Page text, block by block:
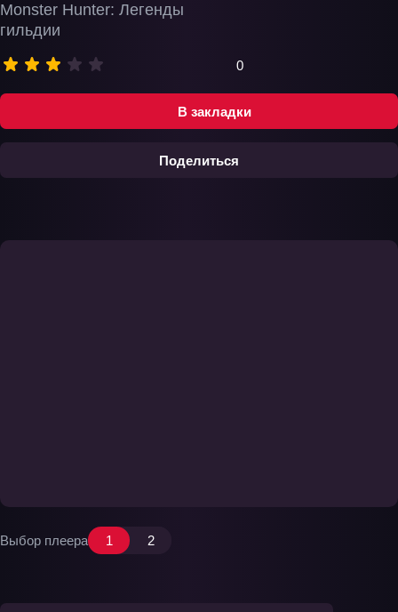
В закладки
Поделиться
Monster Hunter: Легенды
гильдии
0
Выбор плеера 1 2